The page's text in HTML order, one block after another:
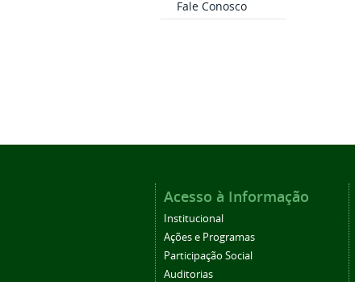
Fale Conosco
Acesso à Informação
Institucional
Ações e Programas
Participação Social
Auditorias